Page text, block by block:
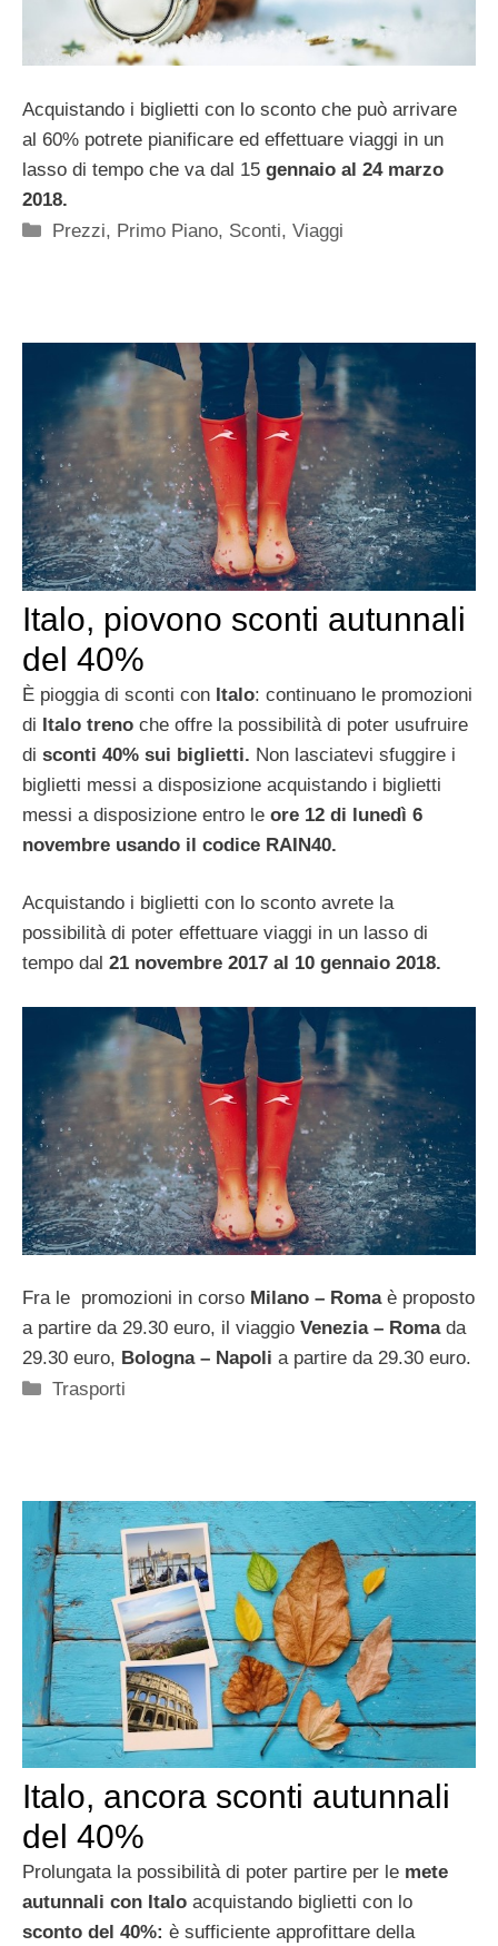
Acquistando i biglietti con lo sconto che può arrivare
al 60% potrete pianificare ed effettuare viaggi in un
lasso di tempo che va dal 15 gennaio al 24 marzo
2018.
Categorie
Prezzi, Primo Piano, Sconti,Viaggi
Italo, piovono sconti autunnali
del 40%
È pioggia di sconti con Italo: continuano le promozioni
di Italo treno che offre la possibilità di poter usufruire
di sconti 40% sui biglietti. Non lasciatevi sfuggire i
biglietti messi a disposizione acquistando i biglietti
messi a disposizione entro le ore 12 di lunedì 6
novembre usando il codice RAIN40.
Acquistando i biglietti con lo sconto avrete la
possibilità di poter effettuare viaggi in un lasso di
tempo dal 21 novembre 2017 al 10 gennaio 2018.
Fra le promozioni in corso Milano – Roma è proposto
a partire da 29.30 euro, il viaggio Venezia – Romada
29.30 euro, Bologna – Napoli a partire da 29.30 euro.
Categorie
Trasporti
Italo, ancora sconti autunnali
del 40%
Prolungata la possibilità di poter partire per le mete
autunnali con Italo acquistando biglietti con lo
sconto del 40%: è sufficiente approfittare della